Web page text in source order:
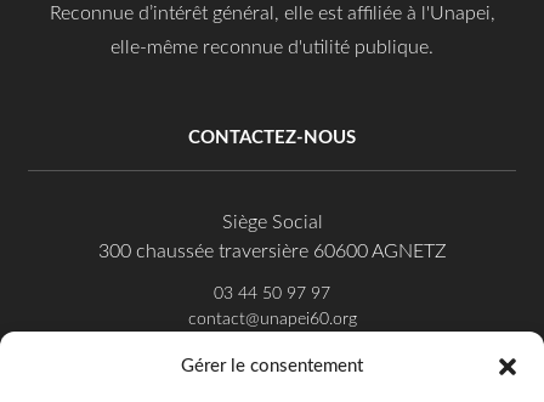
Gérer le consentement
Reconnue d’intérêt général, elle est affiliée à l'Unapei,
elle-même reconnue d'utilité publique.
CONTACTEZ-NOUS
Siège Social
300 chaussée traversière 60600 AGNETZ
03 44 50 97 97
contact@unapei60.org